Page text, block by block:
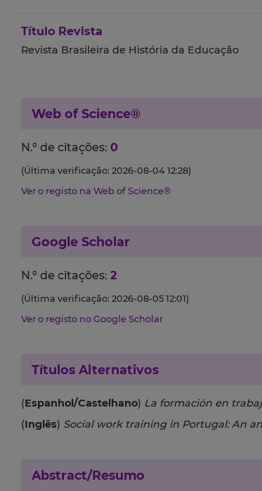
Título Revista
Revista Brasileira de História da Educação
Web of Science®
N.º de citações: 0
(Última verificação: 2026-08-04 12:28)
Ver o registo na Web of Science®
Google Scholar
N.º de citações: 2
(Última verificação: 2026-08-05 12:01)
Ver o registo no Google Scholar
Títulos Alternativos
(Espanhol/Castelhano) La formación en
(Inglês) Social work training in Portugal: An
Abstract/Resumo